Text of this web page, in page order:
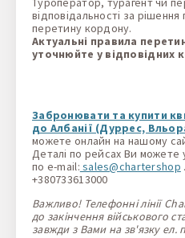
відповідальності за
перетину кордону.
Актуальні правила
уточнюйте у відповідних
Забронювати та купити
до Албанії (Дуррес,
можете онлайн на нашому
Деталі по рейсах Ви можете
по e-mail: sales@chartershop
+380733613000
Важливо! Телефонні лінії
до закінчення військового
завжди з Вами на зв'язку ел.